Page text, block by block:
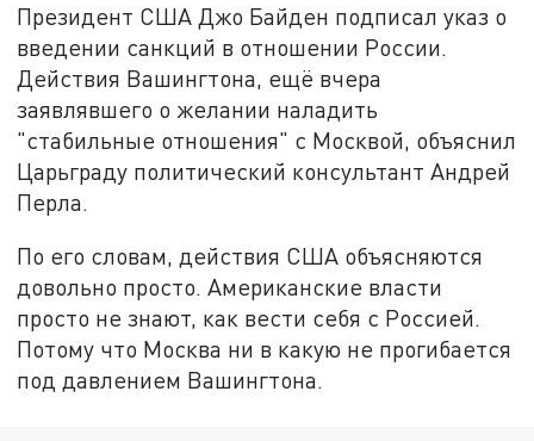
Президент США Джо Байден подписал указ о
введении санкций в отношении России.
Действия Вашингтона, ещё вчера
заявлявшего о желании наладить
"стабильные отношения" с Москвой, объяснил
Царьграду политический консультант Андрей
Перла.
По его словам, действия США объясняются
довольно просто. Американские власти
просто не знают, как вести себя с Россией.
Потому что Москва ни в какую не прогибается
под давлением Вашингтона.